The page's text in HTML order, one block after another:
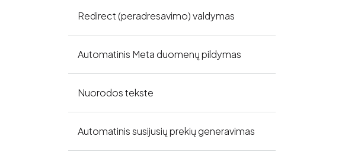
Redirect (peradresavimo) valdymas
Automatinis Meta duomenų pildymas
Nuorodos tekste
Automatinis susijusių prekių generavimas